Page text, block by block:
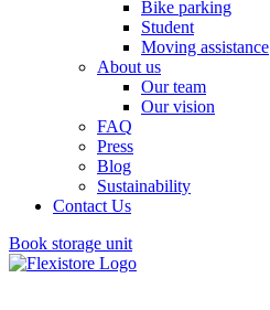
Bike parking
Student
Moving assistance
About us
Our team
Our vision
FAQ
Press
Blog
Sustainability
Contact Us
Book storage unit